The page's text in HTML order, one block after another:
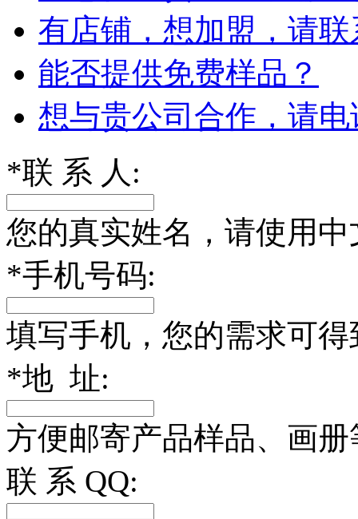
有店铺，想加盟，请
能否提供免费样品？
想与贵公司合作，请
*联 系 人:
您的真实姓名，请使用中
*手机号码:
填写手机，您的需求可
*地 址:
方便邮寄产品样品、画
联 系 QQ: